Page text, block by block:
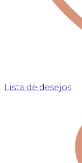
Lista de desejos